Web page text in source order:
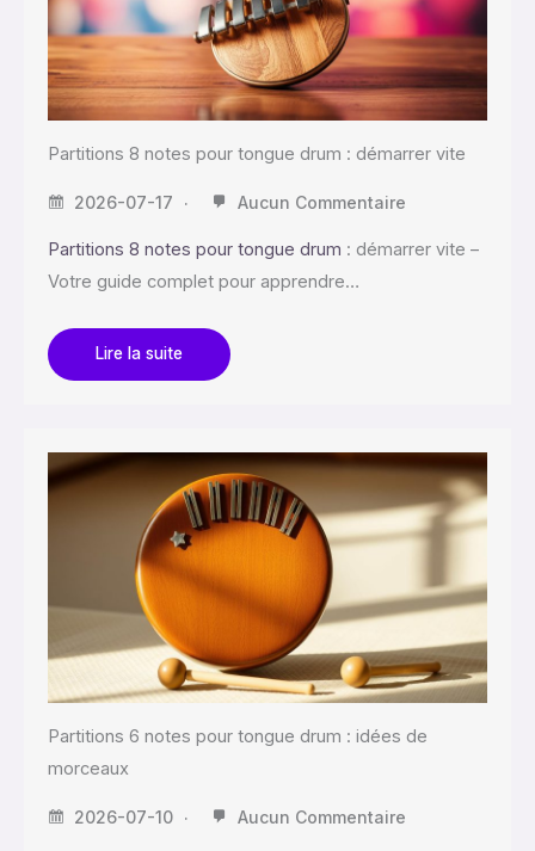
Partitions 8 notes pour tongue drum : démarrer vite
2026-07-17 Aucun Commentaire
Partitions 8 notes pour tongue drum : démarrer vite –
Votre guide complet pour apprendre…
Lire la suite
Partitions 6 notes pour tongue drum : idées de
morceaux
2026-07-10 Aucun Commentaire